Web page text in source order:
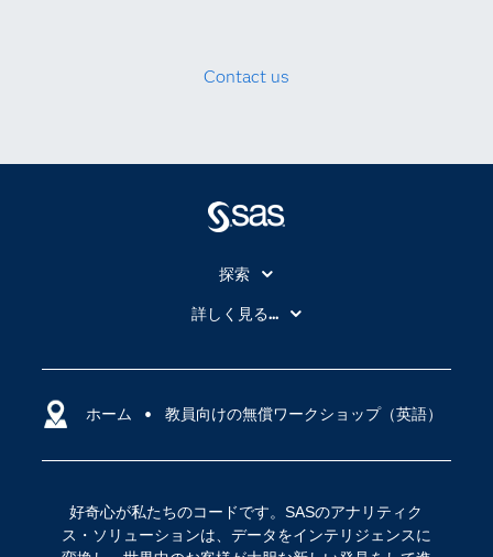
Contact us
ホーム 教員向けの無償ワークショップ（英語）
好奇心が私たちのコードです。SASのアナリティク
ス・ソリューションは、データをインテリジェンスに
探索
My SAS
SASを選ぶ理由
アクセシビリティ
サポート
詳しく見る...
クラウド・コンピューティング
IoT